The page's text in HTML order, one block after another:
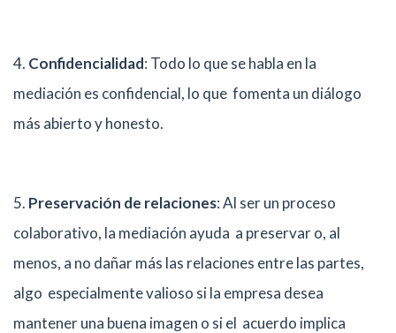
4. Confidencialidad: Todo lo que se habla en la
mediación es confidencial, lo que fomenta un diálogo
más abierto y honesto.
5. Preservación de relaciones: Al ser un proceso
colaborativo, la mediación ayuda a preservar o, al
menos, a no dañar más las relaciones entre las partes,
algo especialmente valioso si la empresa desea
mantener una buena imagen o si el acuerdo implica